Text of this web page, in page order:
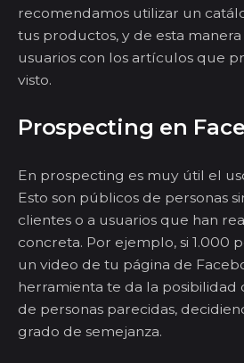
recomendamos utilizar un
tus productos, y de esta manera
usuarios con los artículos que
visto.
Prospecting en
En prospecting es muy útil el
Esto son públicos de personas
clientes o a usuarios que han
concreta. Por ejemplo, si 1.000
un video de tu página de
herramienta te da la
de personas parecidas,
grado de semejanza.